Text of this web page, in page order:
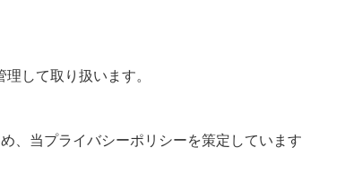
して取り扱います。
、当プライバシーポリシーを策定しています